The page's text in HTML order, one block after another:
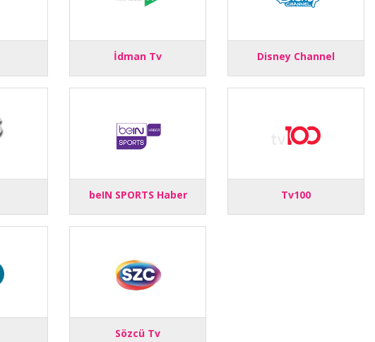
İdman Tv Disney Channel
beIN SPORTS Haber Tv100
Sözcü Tv